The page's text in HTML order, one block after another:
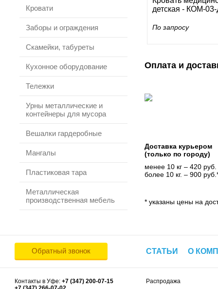
Кровати
Заборы и ограждения
Скамейки, табуреты
Кухонное оборудование
Тележки
Урны металлические и
контейнеры для мусора
Вешалки гардеробные
Мангалы
Пластиковая тара
Металлическая
производственная мебель
детская - КОМ-
По запросу
Оплата и
Доставка курьером
(только по городу)
менее 10 кг – 420 руб.
более 10 кг. – 900
* указаны цены на
Обратный звонок СТАТЬИ О
Контакты в Уфе: +7 (347) 200-07-15
Распродажа